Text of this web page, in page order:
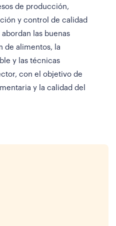
de producción,
y control de calidad
las buenas
de alimentos, la
y las técnicas
con el objetivo de
y la calidad del